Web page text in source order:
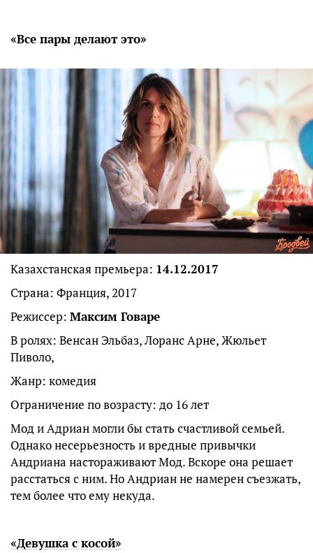
«Все пары делают это»
Казахстанская премьера: 14.12.2017
Страна: Франция, 2017
Режиссер: Максим Говаре
В ролях: Венсан Эльбаз, Лоранс Арне, Жюльет
Пиволо,
Жанр: комедия
Ограничение по возрасту: до 16 лет
Мод и Адриан могли бы стать счастливой семьей.
Однако несерьезность и вредные привычки
Андриана настораживают Мод. Вскоре она решает
расстаться с ним. Но Андриан не намерен съезжать,
тем более что ему некуда.
«Девушка с косой»